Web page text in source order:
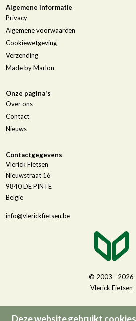
Deze website gebruikt cookies
Algemene informatie
Privacy
Algemene voorwaarden
Cookiewetgeving
Verzending
Made by Marlon
Onze pagina's
Over ons
Contact
Nieuws
Contactgegevens
Vlerick Fietsen
Nieuwstraat 16
9840DE PINTE
België
info@vlerickfietsen.be
© 2003 - 2026
Vlerick Fietsen